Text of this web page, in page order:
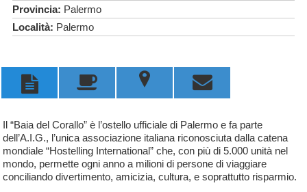
Provincia: Palermo
Località: Palermo
  u 
Il “Baia del Corallo” è l’ostello ufficiale di Palermo e fa parte
dell’A.I.G., l’unica associazione italiana riconosciuta dalla catena
mondiale “Hostelling International” che, con più di 5.000 unità nel
mondo, permette ogni anno a milioni di persone di viaggiare
conciliando divertimento, amicizia, cultura, e soprattutto risparmio.